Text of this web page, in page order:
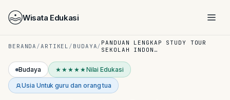
Wisata Edukasi
BERANDA /ARTIKEL / BUDAYA/ PANDUAN LENGKAP STUDY TOUR
SEKOLAH INDON…
Budaya ★★★★★Nilai Edukasi
Usia Untuk guru dan orang tua